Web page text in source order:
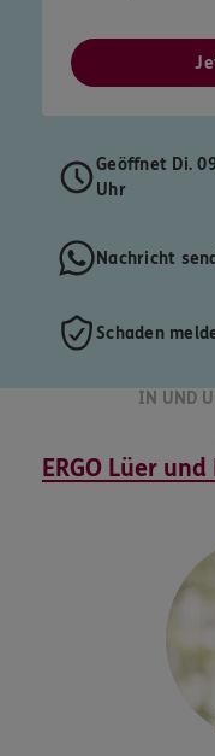
Geöffnet Di.
Uhr
Nachricht
Schaden
IN UND